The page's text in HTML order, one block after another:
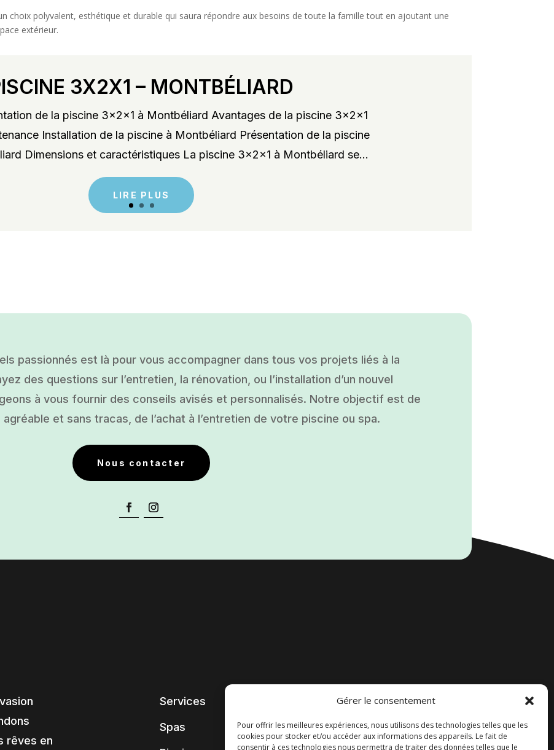
Gérer le consentement
Pour offrir les meilleures expériences, nous utilisons des technologies telles que les
cookies pour stocker et/ou accéder aux informations des appareils. Le fait de
consentir à ces technologies nous permettra de traiter des données telles que le
choix polyvalent, esthétique et durable qui saura répondre aux besoins de toute la famille tout en ajoutant une
extérieur.
3X2X1 – MONTBÉLIARD
de la piscine 3x2x1 à Montbéliard Avantages de la piscine 3x2x1
Installation de la piscine à Montbéliard Présentation de la piscine
Dimensions et caractéristiques La piscine 3x2x1 à Montbéliard se...
LIRE PLUS
passionnés est là pour vous accompagner dans tous vos projets liés à la
des questions sur l’entretien, la rénovation, ou l’installation d’un nouvel
à vous fournir des conseils avisés et personnalisés. Notre objectif est de
et sans tracas, de l’achat à l’entretien de votre piscine ou spa.
Nous contacter
rêves en
Services
Spas
Accueil
Contact